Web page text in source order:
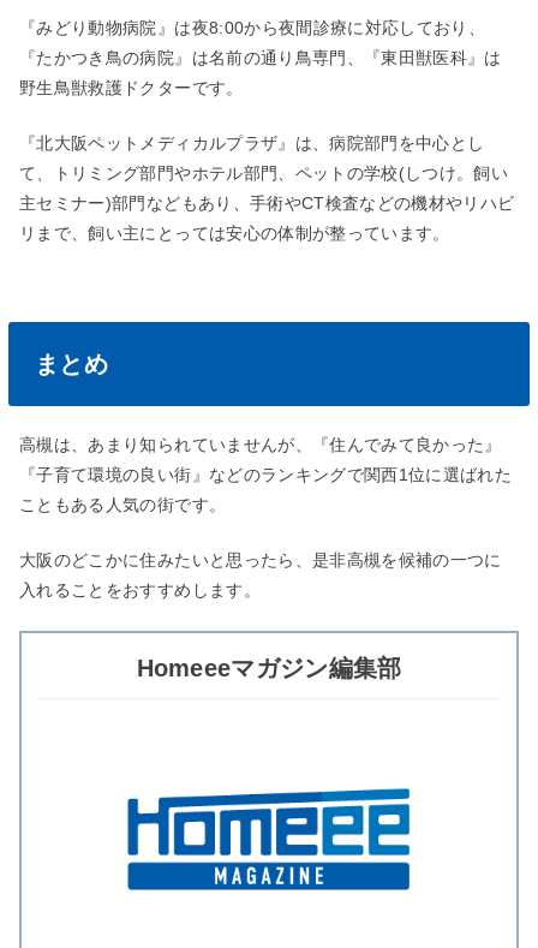
『みどり動物病院』は夜8:00から夜間診療に対応しており、
『たかつき鳥の病院』は名前の通り鳥専門、『東田獣医科』は
野生鳥獣救護ドクターです。
『北大阪ペットメディカルプラザ』は、病院部門を中心とし
て、トリミング部門やホテル部門、ペットの学校(しつけ。飼い
主セミナー)部門などもあり、手術やCT検査などの機材やリハビ
リまで、飼い主にとっては安心の体制が整っています。
まとめ
高槻は、あまり知られていませんが、『住んでみて良かった』
『子育て環境の良い街』などのランキングで関西1位に選ばれた
こともある人気の街です。
大阪のどこかに住みたいと思ったら、是非高槻を候補の一つに
入れることをおすすめします。
Homeeeマガジン編集部